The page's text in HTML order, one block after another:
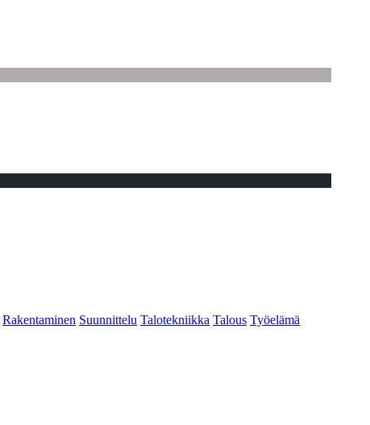
Rakentaminen Suunnittelu Talotekniikka Talous Työelämä